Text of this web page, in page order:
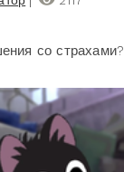
со страхами?